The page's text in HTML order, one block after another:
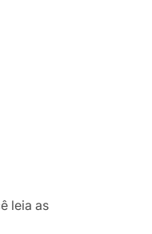
leia as